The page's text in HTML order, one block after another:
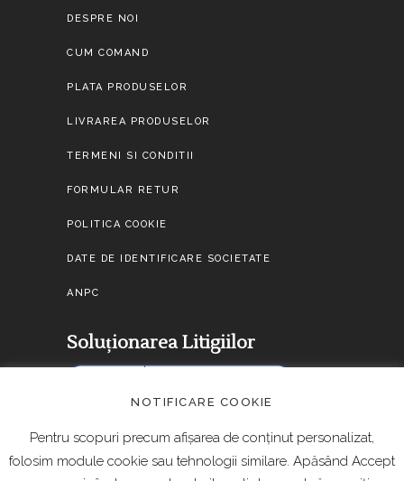
DESPRE NOI
CUM COMAND
PLATA PRODUSELOR
LIVRAREA PRODUSELOR
TERMENI SI CONDITII
FORMULAR RETUR
POLITICA COOKIE
DATE DE IDENTIFICARE SOCIETATE
ANPC
Soluționarea Litigiilor
NOTIFICARE COOKIE
Pentru scopuri precum afișarea de conținut personalizat,
folosim module cookie sau tehnologii similare. Apăsând Accept